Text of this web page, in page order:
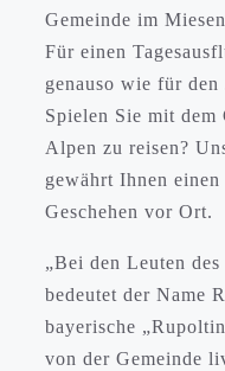
Gemeinde im
Für einen
genauso wie für
Spielen Sie mit dem
Alpen zu reisen?
gewährt Ihnen
Geschehen vor Ort.
„Bei den Leuten
bedeutet der Name
bayerische
von der Gemeinde